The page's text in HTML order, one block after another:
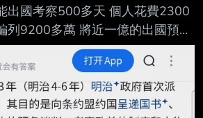
出國考察500多天 個人花費2300
列9200多萬 將近一億的出國預算
出國了2300萬 是什麼職缺可以這
放假收心 --